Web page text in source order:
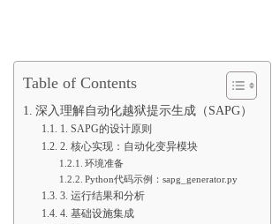
Table of Contents
深入理解自动化越狱提示生成（SAPG）
1. SAPG的设计原则
2. 核心实现：自动化变异模块
环境准备
Python代码示例：sapg_generator.py
3. 运行结果和分析
4. 基础设施集成